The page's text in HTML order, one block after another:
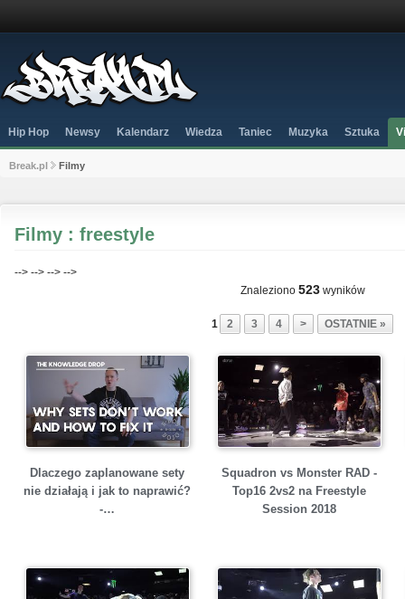
Hip Hop Newsy Kalendarz Wiedza Taniec Muzyka Sztuka
Break.pl Filmy
Filmy : freestyle
--> --> --> -->
Znaleziono 523 wyników
1 2 3 4 > OSTATNIE »
Dlaczego zaplanowane sety
nie działają i jak to naprawić?
-…
Squadron vs Monster RAD -
Top16 2vs2 na Freestyle
Session 2018